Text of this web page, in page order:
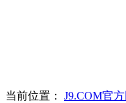
当前位置： J9.COM官